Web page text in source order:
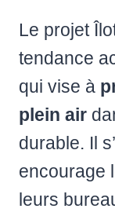
Le projet
tendance
qui vise à
plein air
durable. Il
encourage
leurs